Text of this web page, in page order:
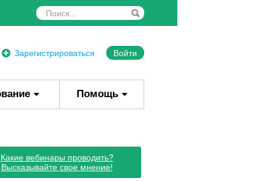
Зарегистрироваться Войти
Помощь
Какие вебинары проводить?
Высказывайте свое мнение!